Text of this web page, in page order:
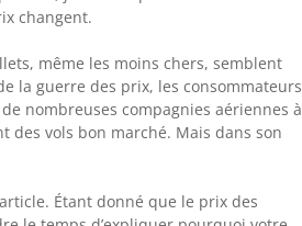
changent.
même les moins chers, semblent
la guerre des prix, les consommateurs
nombreuses compagnies aériennes à
des vols bon marché. Mais dans son
Étant donné que le prix des